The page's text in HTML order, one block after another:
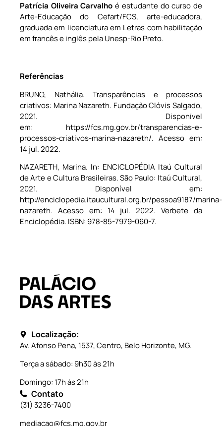
Patrícia Oliveira Carvalho é estudante do curso de
Arte-Educação do Cefart/FCS, arte-educadora,
graduada em licenciatura em Letras com habilitação
em francês e inglês pela Unesp-Rio Preto.
Referências
BRUNO, Nathália. Transparências e processos
criativos: Marina Nazareth. Fundação Clóvis Salgado,
2021. Disponível
em: https://fcs.mg.gov.br/transparencias-e-
processos-criativos-marina-nazareth/. Acesso em:
14 jul. 2022.
NAZARETH, Marina. In: ENCICLOPÉDIA Itaú Cultural
de Arte e Cultura Brasileiras. São Paulo: Itaú Cultural,
2021. Disponível em:
http://enciclopedia.itaucultural.org.br/pessoa9187/marina-
nazareth. Acesso em: 14 jul. 2022. Verbete da
Enciclopédia. ISBN: 978-85-7979-060-7.
Localização:
Av. Afonso Pena, 1537, Centro, Belo Horizonte, MG.
Terça a sábado: 9h30 às 21h
Domingo: 17h às 21h
Contato
(31) 3236-7400
mediacao@fcs.mg.gov.br